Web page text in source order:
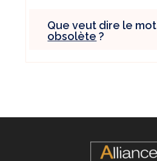
Que veut dire le mot
obsolète ?